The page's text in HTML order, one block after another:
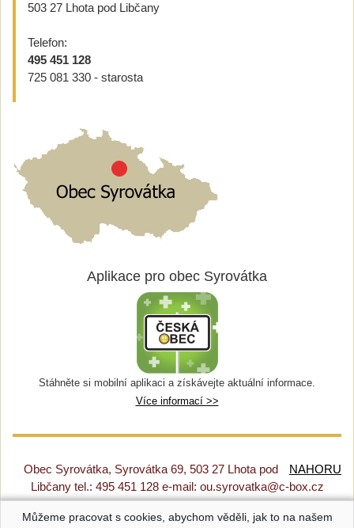
503 27 Lhota pod Libčany
Telefon:
495 451 128
725 081 330 - starosta
Aplikace pro obec Syrovátka
Stáhněte si mobilní aplikaci a získávejte aktuální informace.
Více informací >>
NAHORU
Obec Syrovátka, Syrovátka 69, 503 27 Lhota pod
Libčany tel.: 495 451 128 e-mail: ou.syrovatka@c-box.cz
Prohlášení o přístupnosti|Původní web|Nastavení cookies
Můžeme pracovat s cookies, abychom věděli, jak to na našem